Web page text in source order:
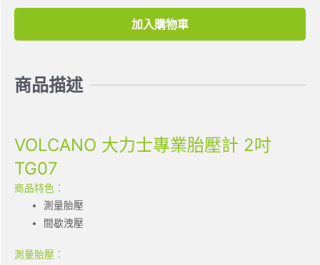
加入購物車
商品描述
VOLCANO 大力士專業胎壓計 2吋
TG07
商品特色：
測量胎壓
間歇洩壓
測量胎壓：